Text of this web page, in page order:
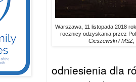
Warszawa, 11 listopada 2018
rocznicy odzyskania przez
Cieszewski /
odniesienia dla